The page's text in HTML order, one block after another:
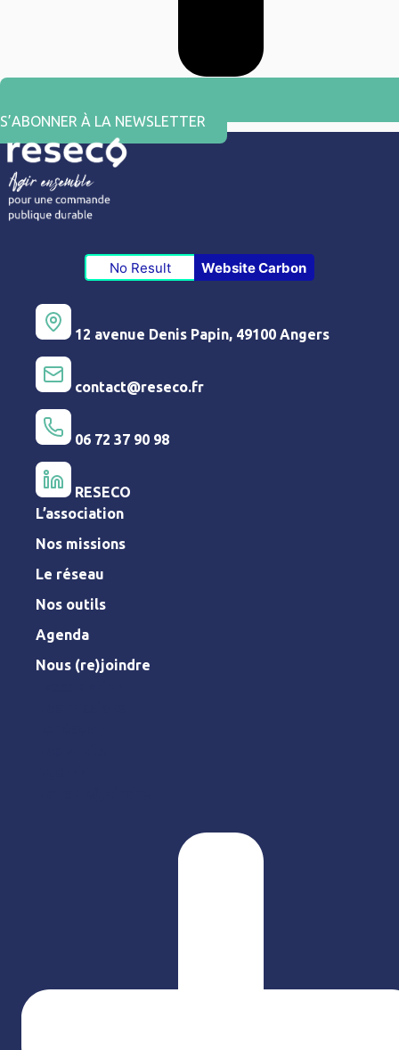
S’ABONNER À LA NEWSLETTER
No Result Website Carbon
12 avenue Denis Papin, 49100 Angers
contact@reseco.fr
06 72 37 90 98
RESECO
L’association
Nos missions
Le réseau
Nos outils
Agenda
Nous (re)joindre